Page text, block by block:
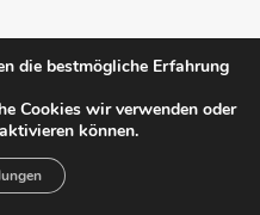
die bestmögliche Erfahrung
Cookies wir verwenden oder
aktivieren können.